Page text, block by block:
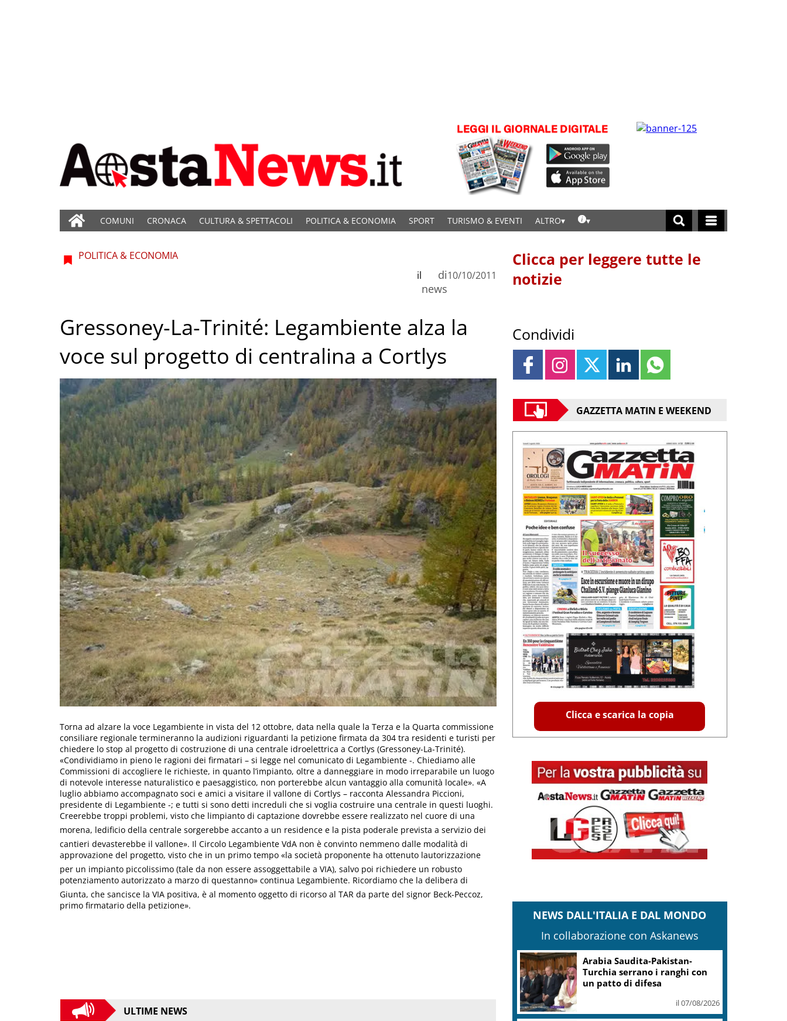
COMUNI CRONACA CULTURA & SPETTACOLI POLITICA & ECONOMIA SPORT TURISMO & EVENTI ALTRO
POLITICA & ECONOMIA
di
news
il 10/10/2011
Gressoney-La-Trinité: Legambiente alza la
voce sul progetto di centralina a Cortlys
Torna ad alzare la voce Legambiente in vista del 12 ottobre, data nella quale la Terza e la Quarta commissione
consiliare regionale termineranno la audizioni riguardanti la petizione firmata da 304 tra residenti e turisti per
chiedere lo stop al progetto di costruzione di una centrale idroelettrica a Cortlys (Gressoney-La-Trinité).
«Condividiamo in pieno le ragioni dei firmatari – si legge nel comunicato di Legambiente -. Chiediamo alle
Commissioni di accogliere le richieste, in quanto l’impianto, oltre a danneggiare in modo irreparabile un luogo
di notevole interesse naturalistico e paesaggistico, non porterebbe alcun vantaggio alla comunità locale». «A
luglio abbiamo accompagnato soci e amici a visitare il vallone di Cortlys – racconta Alessandra Piccioni,
presidente di Legambiente -; e tutti si sono detti increduli che si voglia costruire una centrale in questi luoghi.
Creerebbe troppi problemi, visto che limpianto di captazione dovrebbe essere realizzato nel cuore di una
morena, ledificio della centrale sorgerebbe accanto a un residence e la pista poderale prevista a servizio dei
cantieri devasterebbe il vallone». Il Circolo Legambiente VdA non è convinto nemmeno dalle modalità di
approvazione del progetto, visto che in un primo tempo «la società proponente ha ottenuto lautorizzazione
per un impianto piccolissimo (tale da non essere assoggettabile a VIA), salvo poi richiedere un robusto
potenziamento autorizzato a marzo di questanno» continua Legambiente. Ricordiamo che la delibera di
Giunta, che sancisce la VIA positiva, è al momento oggetto di ricorso al TAR da parte del signor Beck-Peccoz,
primo firmatario della petizione».
ULTIME NEWS
Clicca per leggere tutte le
notizie
Condividi
GAZZETTA MATIN E WEEKEND
Clicca e scarica la copia
NEWS DALL'ITALIA E DAL MONDO
In collaborazione con Askanews
Arabia Saudita-Pakistan-
Turchia serrano i ranghi con
un patto di difesa
il 07/08/2026